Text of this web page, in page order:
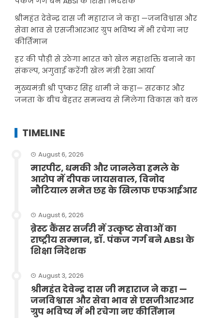
श्रीमहंत देवेन्द्र दास जी महाराज ने कहा —जनविश्वास और
सेवा भाव से एसजीआरआर ग्रुप भविष्य में भी रचेगा नए
कीर्तिमान
हर की पौड़ी से उठेगा भारत को खेल महाशक्ति बनाने का
संकल्प, अगुवाई करेंगी खेल मंत्री रेखा आर्या
मुख्यमंत्री श्री पुष्कर सिंह धामी ने कहा— सरकार और
जनता के बीच बेहतर समन्वय से मिलेगा विकास को बल
TIMELINE
August 6, 2026
मारपीट, धमकी और जानलेवा हमले के
आरोप में दीपक जायसवाल, विनोद
नौटियाल समेत छह के खिलाफ एफआईआर
August 6, 2026
ब्रेस्ट कैंसर सर्जरी में उत्कृष्ट सेवाओं का
राष्ट्रीय सम्मान, डॉ. पंकज गर्ग बने ABSI के
शिक्षा निदेशक
August 3, 2026
श्रीमहंत देवेन्द्र दास जी महाराज ने कहा —
जनविश्वास और सेवा भाव से एसजीआरआर
ग्रुप भविष्य में भी रचेगा नए कीर्तिमान